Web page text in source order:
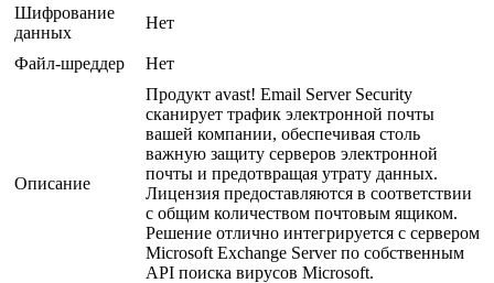
Шифрование
данных
Нет
Файл-шреддер Нет
Описание
Продукт avast! Email Server Security
сканирует трафик электронной почты
вашей компании, обеспечивая столь
важную защиту серверов электронной
почты и предотвращая утрату данных.
Лицензия предоставляются в соответствии
с общим количеством почтовым ящиком.
Решение отлично интегрируется с сервером
Microsoft Exchange Server по собственным
API поиска вирусов Microsoft.